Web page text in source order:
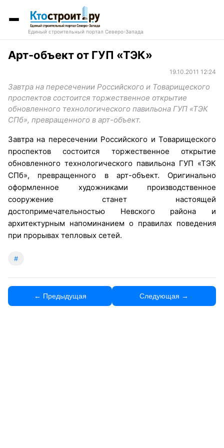
Единый строительный портал Северо-Запада
Арт-объект от ГУП «ТЭК»
19.10.2011 12:24
Завтра на пересечении Российского и Товарищеского
проспектов состоится торжественное открытие
обновленного технологического павильона ГУП «ТЭК
СПб», превращенного в арт-объект.
Завтра на пересечении Российского и Товарищеского
проспектов состоится торжественное открытие
обновленного технологического павильона ГУП «ТЭК
СПб», превращенного в арт-объект. Оригинально
оформленное художниками производственное
сооружение станет настоящей
достопримечательностью Невского района и
архитектурным напоминанием о правилах поведения
при прорывах тепловых сетей.
#
← Предыдущая Следующая →